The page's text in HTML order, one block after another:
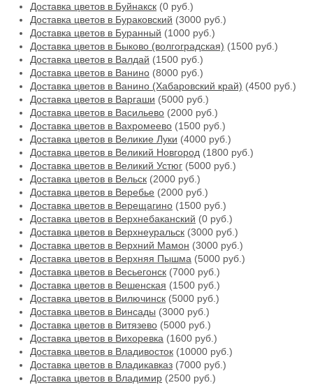
Доставка цветов в Буйнакск (0 руб.)
Доставка цветов в Бураковский (3000 руб.)
Доставка цветов в Буранный (1000 руб.)
Доставка цветов в Быково (волгоградская) (1500 руб.)
Доставка цветов в Валдай (1500 руб.)
Доставка цветов в Ванино (8000 руб.)
Доставка цветов в Ванино (Хабаровский край) (4500 руб.)
Доставка цветов в Варгаши (5000 руб.)
Доставка цветов в Васильево (2000 руб.)
Доставка цветов в Вахромеево (1500 руб.)
Доставка цветов в Великие Луки (4000 руб.)
Доставка цветов в Великий Новгород (1800 руб.)
Доставка цветов в Великий Устюг (5000 руб.)
Доставка цветов в Вельск (2000 руб.)
Доставка цветов в Веребье (2000 руб.)
Доставка цветов в Верещагино (1500 руб.)
Доставка цветов в Верхнебаканский (0 руб.)
Доставка цветов в Верхнеуральск (3000 руб.)
Доставка цветов в Верхний Мамон (3000 руб.)
Доставка цветов в Верхняя Пышма (5000 руб.)
Доставка цветов в Весьегонск (7000 руб.)
Доставка цветов в Вешенская (1500 руб.)
Доставка цветов в Вилючинск (5000 руб.)
Доставка цветов в Винсады (3000 руб.)
Доставка цветов в Витязево (5000 руб.)
Доставка цветов в Вихоревка (1600 руб.)
Доставка цветов в Владивосток (10000 руб.)
Доставка цветов в Владикавказ (7000 руб.)
Доставка цветов в Владимир (2500 руб.)